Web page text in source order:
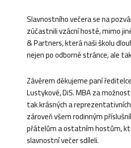
Slavnostního večera se na
zúčastnili vzácní hosté, mimo
& Partners, která naši školu
nejen po odborné stránce, ale
Závěrem děkujeme paní
Lustykové, DiS. MBA za
tak krásných a
zároveň všem rodinným
přátelům a ostatním hostům,
slavnostní večer sdíleli.